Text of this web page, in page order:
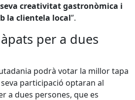
creativitat gastronòmica i
la clientela local”.
per a dues
podrà votar la millor tapa
participació optaran al
a dues persones, que es